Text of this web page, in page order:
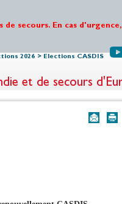
de secours. En cas
2026 > Elections CASDIS
et de secours